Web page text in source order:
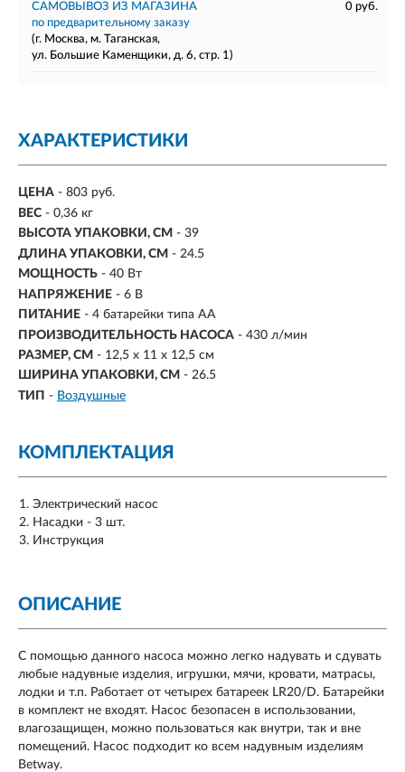
САМОВЫВОЗ ИЗ МАГАЗИНА
0 руб.
по предварительному заказу
(г. Москва, м. Таганская,
ул. Большие Каменщики, д. 6, стр. 1)
ХАРАКТЕРИСТИКИ
ЦЕНА - 803 руб.
ВЕС - 0,36 кг
ВЫСОТА УПАКОВКИ, СМ - 39
ДЛИНА УПАКОВКИ, СМ - 24.5
МОЩНОСТЬ - 40 Вт
НАПРЯЖЕНИЕ - 6 В
ПИТАНИЕ - 4 батарейки типа АА
ПРОИЗВОДИТЕЛЬНОСТЬ НАСОСА - 430 л/мин
РАЗМЕР, СМ - 12,5 х 11 x 12,5 см
ШИРИНА УПАКОВКИ, СМ - 26.5
ТИП - Воздушные
КОМПЛЕКТАЦИЯ
Электрический насос
Насадки - 3 шт.
Инструкция
ОПИСАНИЕ
С помощью данного насоса можно легко надувать и сдувать
любые надувные изделия, игрушки, мячи, кровати, матрасы,
лодки и т.п. Работает от четырех батареек LR20/D. Батарейки
в комплект не входят. Насос безопасен в использовании,
влагозащищен, можно пользоваться как внутри, так и вне
помещений. Насос подходит ко всем надувным изделиям
Betway.